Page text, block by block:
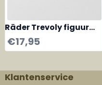
Räder Trevoly figuur
animal vis
€17,95
Klantenservice